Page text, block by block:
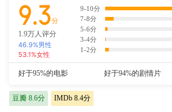
9.3分
1.9万 人评分
46.9%男性
53.1%女性
9-10分
7-8分
5-6分
3-4分
1-2分
好于95%的电影 好于94%的剧情片
豆瓣 8.6分 IMDb 8.4分